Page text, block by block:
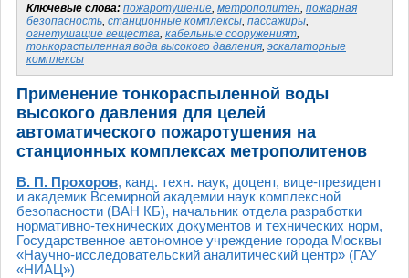
Ключевые слова: пожаротушение, метрополитен, пожарная
безопасность, станционные комплексы, пассажиры,
огнетушащие вещества, кабельные сооруженият,
тонкораспыленная вода высокого давления, эскалаторные
комплексы
Применение тонкораспыленной воды
высокого давления для целей
автоматического пожаротушения на
станционных комплексах метрополитенов
В. П. Прохоров, канд. техн. наук, доцент, вице-президент
и академик Всемирной академии наук комплексной
безопасности (ВАН КБ), начальник отдела разработки
нормативно-технических документов и технических норм,
Государственное автономное учреждение города Москвы
«Научно-исследовательский аналитический центр» (ГАУ
«НИАЦ»)